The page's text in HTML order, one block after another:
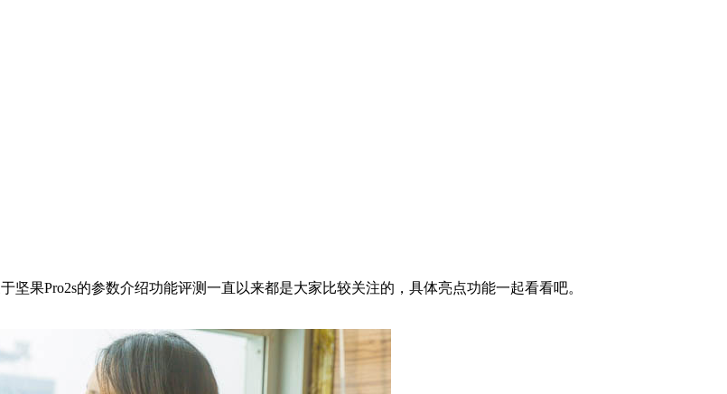
果Pro2s的参数介绍功能评测一直以来都是大家比较关注的，具体亮点功能一起看看吧。